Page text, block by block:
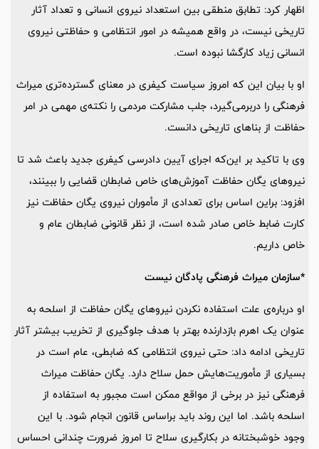
اظهار کرد: تطابق منطقی بین استعداد نیروی انسانی و تعداد آثار
تاریخی نیست، در واقع همیشه در امور انتظامی و حفاظتی نیروی
انسانی زیاد کارگشا نبوده است.
او با بیان این که امروز سیاست کیفری در معنای گسترده‌تری میراث
فرهنگی را دربرمی‌گیرد، جلب مشارکت مردمی را نکته‌ی مهمی در امر
حفاظت از بناهای تاریخی دانست.
وی با تاکید بر این‌که اجرای آیین دادرسی کیفری جدید باعث شد تا
نیروهای یگان حفاظت آموزش‌های خاص ضابطان قضایی را ببینند،
افزود: براین اساس برای تعدادی از مأموران نیروی یگان حفاظت نیز
کارت ضابط خاص صادر شده است، از نظر قانونی ضابطان عام و
خاص داریم.
*سازمان میراث فرهنگی پادگان نیست
او درباره‌ی علت استفاده نکردن نیروهای یگان حفاظت از اسلحه به
عنوان یک اهرم بازدارنده بهتر با هدف جلوگیری از تخریب بیشتر آثار
تاریخی ادامه داد: حتی نیروی انتظامی که ضابطی، عام است در
بسیاری از مأموریت‌هایش حمل سلاح دارد. یگان حفاظت میراث
فرهنگی نیز در برخی از مواقع ممکن است مجبور به استفاده از
اسلحه باشد. اما این روند باید براساس قانون انجام شود. با این
وجود خوشبختانه در بکارگیری سلاح تا امروز ضرورت چندانی احساس